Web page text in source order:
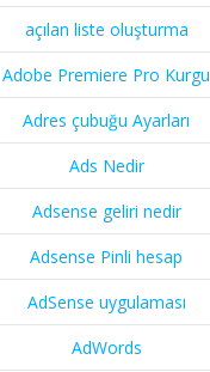
açılan liste oluşturma
Adobe Premiere Pro Kurgu
Adres çubuğu Ayarları
Ads Nedir
Adsense geliri nedir
Adsense Pinli hesap
AdSense uygulaması
AdWords